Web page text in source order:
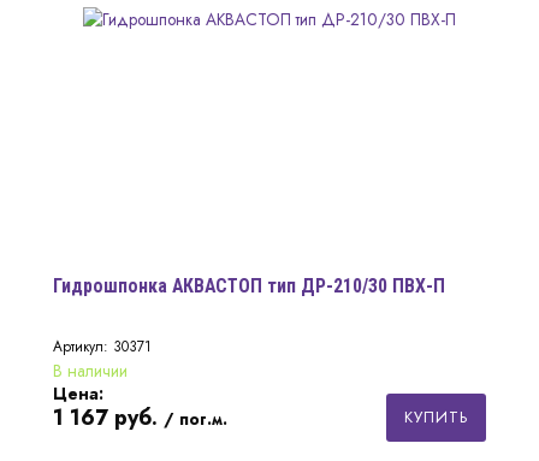
Гидрошпонка АКВАСТОП тип ДР-210/30 ПВХ-П
Артикул: 30371
В наличии
Цена:
1 167 руб. / пог.м. КУПИТЬ